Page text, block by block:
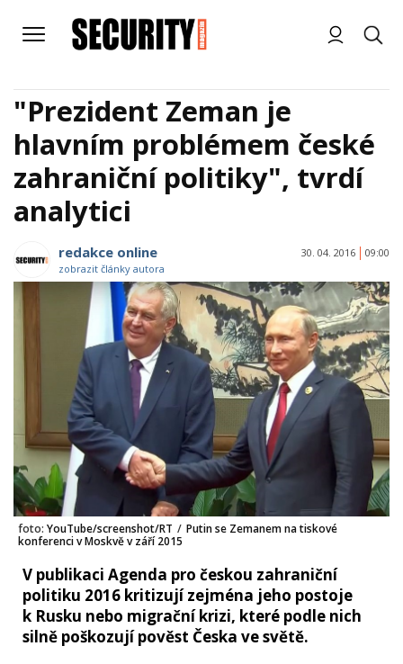
"Prezident Zeman je
hlavním problémem české
zahraniční politiky", tvrdí
analytici
redakce online
zobrazit články autora
30. 04. 2016 09:00
foto: YouTube/screenshot/RT / Putin se Zemanem na tiskové
konferenci v Moskvě v září 2015
V publikaci Agenda pro českou zahraniční
politiku 2016 kritizují zejména jeho postoje
k Rusku nebo migrační krizi, které podle nich
silně poškozují pověst Česka ve světě.